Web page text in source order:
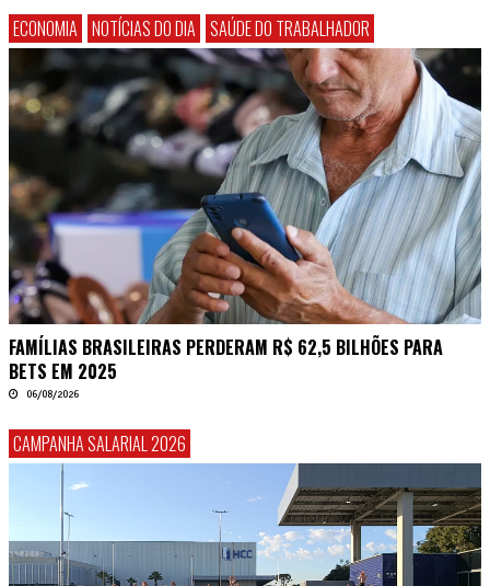
ECONOMIA NOTÍCIAS DO DIA SAÚDE DO TRABALHADOR
FAMÍLIAS BRASILEIRAS PERDERAM R$ 62,5 BILHÕES PARA
BETS EM 2025
06/08/2026
CAMPANHA SALARIAL 2026